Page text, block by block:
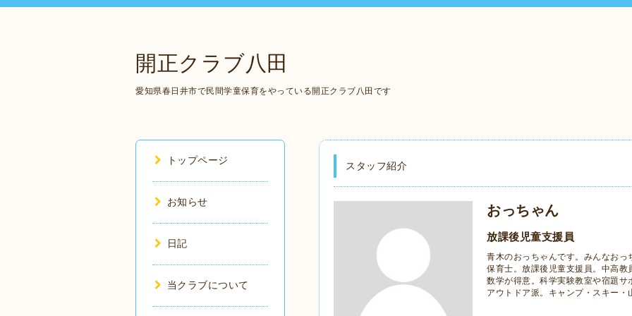
開正クラブ八田
愛知県春日井市で民間学童保育をやっている開正クラブ八田です
スタッフ紹介
おっちゃん
放課後児童支援員
青木のおっちゃんです。みんなおっ
保育士。放課後児童支援員。中高教
数学が得意。科学実験教室や宿題サ
アウトドア派。キャンプ・スキー・
トップページ
お知らせ
日記
当クラブについて